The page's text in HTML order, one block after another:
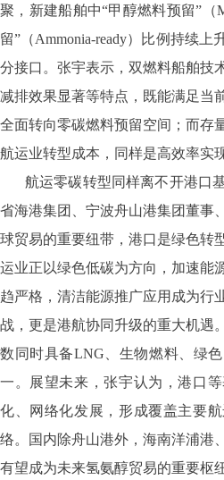
聚，新建船舶中“甲醇燃料预留”（
留”（Ammonia-ready）比例持续
分接口。张宇表示，双燃料船舶技
减排效果显著等特点，既能满足当
全面转向零碳燃料预留空间；而存
航运业转型成本，同样是高效率实
航运零碳转型同样离不开港口
省海港集团、宁波舟山港集团董事
球贸易的重要纽带，港口是绿色转
运业正以绿色低碳为方向，加速能
趋严格，清洁能源推广应用成为行
战，更是港航协同升级的重大机遇
数同时具备LNG、生物燃料、绿
一。展望未来，张宇认为，港口
化、网络化发展，形成覆盖主要
络。国内除舟山港外，海南洋浦港
有望成为未来氢氨醇贸易的重要枢纽